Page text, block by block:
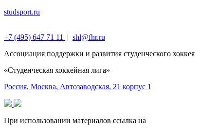
studsport.ru
+7 (495) 647 71 11 | shl@fhr.ru
Ассоциация поддержки и развития студенческого хоккея‎
«Студенческая хоккейная лига»
Россия, Москва, Автозаводская, 21 корпус 1
При использовании материалов ссылка на